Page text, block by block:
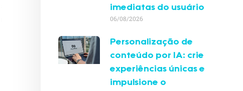
imediatas do usuário
06/08/2026
Personalização de
conteúdo por IA: crie
experiências únicas e
impulsione o